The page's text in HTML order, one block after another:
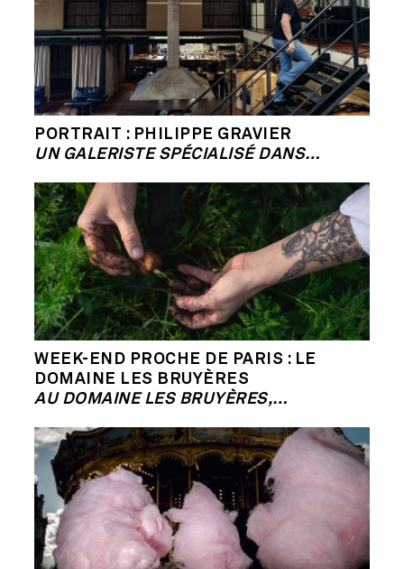
PORTRAIT : PHILIPPE GRAVIER
UN GALERISTE SPÉCIALISÉ DANS…
WEEK-END PROCHE DE PARIS : LE
DOMAINE LES BRUYÈRES
AU DOMAINE LES BRUYÈRES,…